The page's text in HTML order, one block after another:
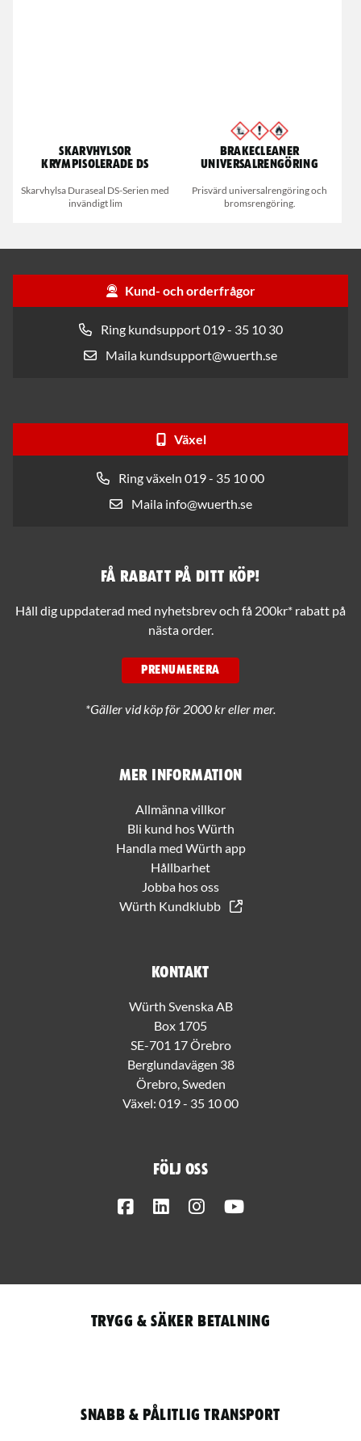
Skarvhylsor
Krympisolerade DS
Skarvhylsa Duraseal DS-Serien med
invändigt lim
Brakecleaner
universalrengöring
Prisvärd universalrengöring och
bromsrengöring.
Kund- och orderfrågor
Ring kundsupport 019 - 35 10 30
Maila kundsupport@wuerth.se
Växel
Ring växeln 019 - 35 10 00
Maila info@wuerth.se
Mer information
Allmänna villkor
Bli kund hos Würth
Handla med Würth app
Hållbarhet
Jobba hos oss
Würth Kundklubb
Kontakt
Würth Svenska AB
Box 1705
SE-701 17 Örebro
Berglundavägen 38
Örebro, Sweden
Växel: 019 - 35 10 00
Följ oss
FacebookLinkedInInstagram
Få rabatt på ditt köp!
Håll dig uppdaterad med nyhetsbrev och få 200kr* rabatt på
nästa order.
PRENUMERERA
*Gäller vid köp för 2000 kr eller mer.
Trygg & säker betalning
Snabb & pålitlig transport